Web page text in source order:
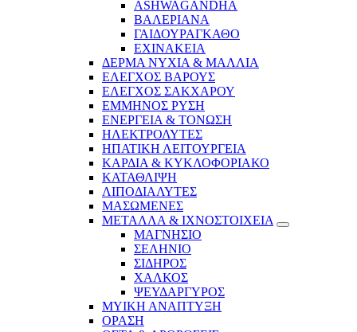
ASHWAGANDHA
ΒΑΛΕΡΙΑΝΑ
ΓΑΙΔΟΥΡΑΓΚΑΘΟ
ΕΧΙΝΑΚΕΙΑ
ΔΕΡΜΑ ΝΥΧΙΑ & ΜΑΛΛΙΑ
ΕΛΕΓΧΟΣ ΒΑΡΟΥΣ
ΕΛΕΓΧΟΣ ΣΑΚΧΑΡΟΥ
ΕΜΜΗΝΟΣ ΡΥΣΗ
ΕΝΕΡΓΕΙΑ & ΤΟΝΩΣΗ
ΗΛΕΚΤΡΟΛΥΤΕΣ
ΗΠΑΤΙΚΗ ΛΕΙΤΟΥΡΓΕΙΑ
ΚΑΡΔΙΑ & ΚΥΚΛΟΦΟΡΙΑΚΟ
ΚΑΤΑΘΛΙΨΗ
ΛΙΠΟΔΙΑΛΥΤΕΣ
ΜΑΣΩΜΕΝΕΣ
ΜΕΤΑΛΛΑ & ΙΧΝΟΣΤΟΙΧΕΙΑ
ΜΑΓΝΗΣΙΟ
ΣΕΛΗΝΙΟ
ΣΙΔΗΡΟΣ
ΧΑΛΚΟΣ
ΨΕΥΔΑΡΓΥΡΟΣ
ΜΥΙΚΗ ΑΝΑΠΤΥΞΗ
ΟΡΑΣΗ